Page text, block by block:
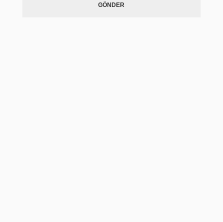
GÖNDER